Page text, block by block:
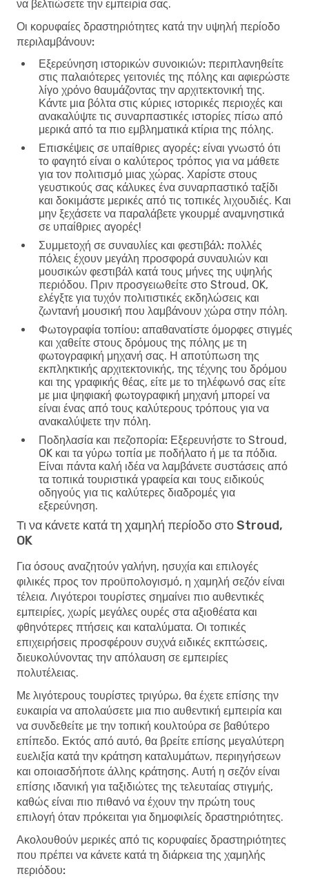
να βελτιώσετε την εμπειρία σας.
Οι κορυφαίες δραστηριότητες κατά την υψηλή περίοδο
περιλαμβάνουν:
Εξερεύνηση ιστορικών συνοικιών: περιπλανηθείτε
στις παλαιότερες γειτονιές της πόλης και αφιερώστε
λίγο χρόνο θαυμάζοντας την αρχιτεκτονική της.
Κάντε μια βόλτα στις κύριες ιστορικές περιοχές και
ανακαλύψτε τις συναρπαστικές ιστορίες πίσω από
μερικά από τα πιο εμβληματικά κτίρια της πόλης.
Επισκέψεις σε υπαίθριες αγορές: είναι γνωστό ότι
το φαγητό είναι ο καλύτερος τρόπος για να μάθετε
για τον πολιτισμό μιας χώρας. Χαρίστε στους
γευστικούς σας κάλυκες ένα συναρπαστικό ταξίδι
και δοκιμάστε μερικές από τις τοπικές λιχουδιές. Και
μην ξεχάσετε να παραλάβετε γκουρμέ αναμνηστικά
σε υπαίθριες αγορές!
Συμμετοχή σε συναυλίες και φεστιβάλ: πολλές
πόλεις έχουν μεγάλη προσφορά συναυλιών και
μουσικών φεστιβάλ κατά τους μήνες της υψηλής
περιόδου. Πριν προσγειωθείτε στο Stroud, OK,
ελέγξτε για τυχόν πολιτιστικές εκδηλώσεις και
ζωντανή μουσική που λαμβάνουν χώρα στην πόλη.
Φωτογραφία τοπίου: απαθανατίστε όμορφες στιγμές
και χαθείτε στους δρόμους της πόλης με τη
φωτογραφική μηχανή σας. Η αποτύπωση της
εκπληκτικής αρχιτεκτονικής, της τέχνης του δρόμου
και της γραφικής θέας, είτε με το τηλέφωνό σας είτε
με μια ψηφιακή φωτογραφική μηχανή μπορεί να
είναι ένας από τους καλύτερους τρόπους για να
ανακαλύψετε την πόλη.
Ποδηλασία και πεζοπορία: Εξερευνήστε το Stroud,
OK και τα γύρω τοπία με ποδήλατο ή με τα πόδια.
Είναι πάντα καλή ιδέα να λαμβάνετε συστάσεις από
τα τοπικά τουριστικά γραφεία και τους ειδικούς
οδηγούς για τις καλύτερες διαδρομές για
εξερεύνηση.
Τι να κάνετε κατά τη χαμηλή περίοδο στο Stroud,
OK
Για όσους αναζητούν γαλήνη, ησυχία και επιλογές
φιλικές προς τον προϋπολογισμό, η χαμηλή σεζόν είναι
τέλεια. Λιγότεροι τουρίστες σημαίνει πιο αυθεντικές
εμπειρίες, χωρίς μεγάλες ουρές στα αξιοθέατα και
φθηνότερες πτήσεις και καταλύματα. Οι τοπικές
επιχειρήσεις προσφέρουν συχνά ειδικές εκπτώσεις,
διευκολύνοντας την απόλαυση σε εμπειρίες
πολυτέλειας.
Με λιγότερους τουρίστες τριγύρω, θα έχετε επίσης την
ευκαιρία να απολαύσετε μια πιο αυθεντική εμπειρία και
να συνδεθείτε με την τοπική κουλτούρα σε βαθύτερο
επίπεδο. Εκτός από αυτό, θα βρείτε επίσης μεγαλύτερη
ευελιξία κατά την κράτηση καταλυμάτων, περιηγήσεων
και οποιασδήποτε άλλης κράτησης. Αυτή η σεζόν είναι
επίσης ιδανική για ταξιδιώτες της τελευταίας στιγμής,
καθώς είναι πιο πιθανό να έχουν την πρώτη τους
επιλογή όταν πρόκειται για δημοφιλείς δραστηριότητες.
Ακολουθούν μερικές από τις κορυφαίες δραστηριότητες
που πρέπει να κάνετε κατά τη διάρκεια της χαμηλής
περιόδου: